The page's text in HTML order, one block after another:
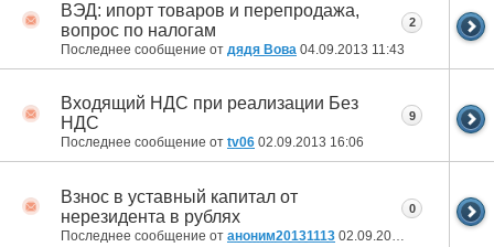
ВЭД: ипорт товаров и перепродажа,
вопрос по налогам
Последнее сообщение от дядя Вова 04.09.2013 11:43
2
Входящий НДС при реализации Без
НДС
Последнее сообщение от tv06 02.09.2013 16:06
9
Взнос в уставный капитал от
нерезидента в рублях
Последнее сообщение от аноним20131113 02.09.2013
0